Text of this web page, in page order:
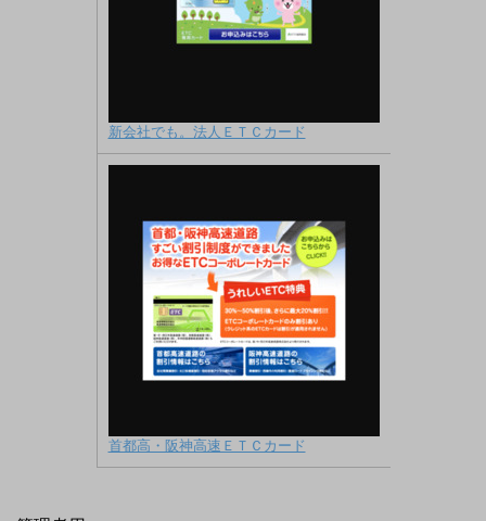
新会社でも。法人ＥＴＣカード
首都高・阪神高速ＥＴＣカード